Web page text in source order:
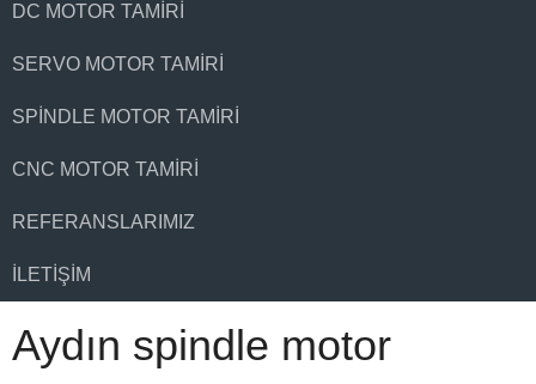
DC MOTOR TAMIRI
SERVO MOTOR TAMIRI
SPINDLE MOTOR TAMIRI
CNC MOTOR TAMIRI
REFERANSLARIMIZ
İLETIŞIM
Aydın spindle motor